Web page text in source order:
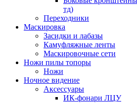
тд)
Переходники
Маскировка
Засидки и лабазы
Камуфляжные ленты
Маскировочные сети
Ножи пилы топоры
Ножи
Ночное видение
Аксессуары
ИК-фонари ЛЦУ